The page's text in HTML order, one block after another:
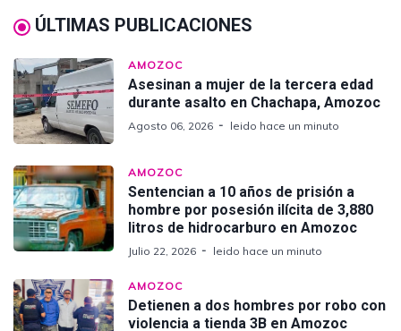
ÚLTIMAS PUBLICACIONES
AMOZOC
Asesinan a mujer de la tercera edad
durante asalto en Chachapa, Amozoc
Agosto 06, 2026 leido hace un minuto
AMOZOC
Sentencian a 10 años de prisión a
hombre por posesión ilícita de 3,880
litros de hidrocarburo en Amozoc
Julio 22, 2026 leido hace un minuto
AMOZOC
Detienen a dos hombres por robo con
violencia a tienda 3B en Amozoc